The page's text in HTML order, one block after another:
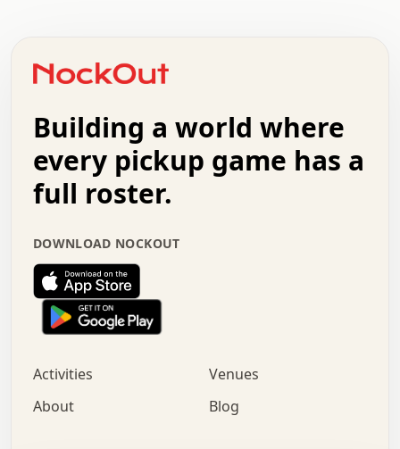
+   .   .   .   .   .   .   .   .   .   +   .   .
.   .   .   .   .   .   .   .   .   .   .   :   .
.   .   .   .   +   .   .   .   .   .   .   .   +
.   :   .   .   .   .   .   .   .   .   o   .   .
.   .   x   .   .   .   .   .   .   :   .   .   o
.   .   .   .   :   .   .   .   .   o   .   .   .
.   .   .   .   .   .   .   :   .   .   .   .   .
.   .   .   .   .   .   .   +   .   .   x   .   .
.   .   .   .   .   :   +   .   .   .   .   .   o
.   .   .   .   .   .   .   .   .   .   .   .   .
.   .   :   o   .   .   .   .   .   .   .   +   .
.   o   .   .   .   .   x   .   .   .   .   .   .
+   .   o   .   .   .   .   o   .   .   .   .
.   +   .   .   .   .   .   .   .   .   :   .   x
Building a world where
every pickup game has a
full roster.
DOWNLOAD NOCKOUT
Activities
Venues
About
Blog